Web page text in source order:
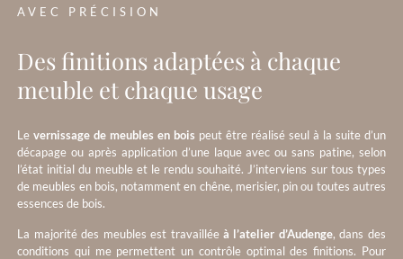
AVEC PRÉCISION
Des finitions adaptées à chaque
meuble et chaque usage
Levernissage de meubles en bois peut être réalisé seul à la suite d’un
décapage ou après application d’une laque avec ou sans patine, selon
l’état initial du meuble et le rendu souhaité. J’interviens sur tous types
de meubles en bois, notamment en chêne, merisier, pin ou toutes autres
essences de bois.
La majorité des meubles est travaillée à l’atelier d’Audenge, dans des
conditions qui me permettent un contrôle optimal des finitions. Pour